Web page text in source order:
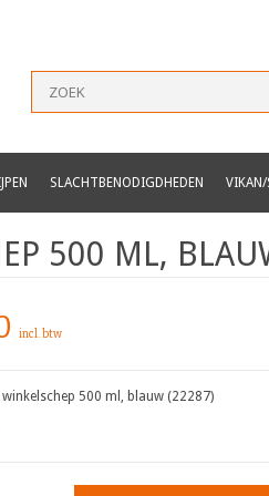
SLACHTBENODIGDHEDEN VIKAN/
500 ML,
incl. btw
winkelschep 500 ml, blauw (22287)